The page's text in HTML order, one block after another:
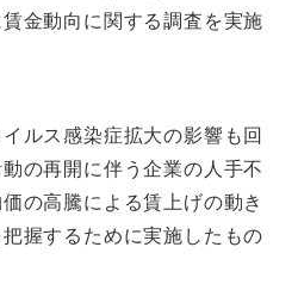
金動向に関する調査を実施
ルス感染症拡大の影響も回
の再開に伴う企業の人手不
の高騰による賃上げの動き
握するために実施したもの